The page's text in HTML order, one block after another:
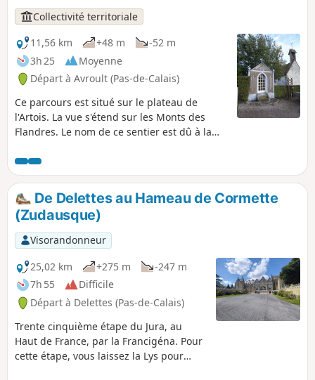
Collectivité territoriale
11,56 km
+48 m
-52 m
3h 25
Moyenne
Départ à Avroult (Pas-de-Calais)
Ce parcours est situé sur le plateau de
l'Artois. La vue s'étend sur les Monts des
Flandres. Le nom de ce sentier est dû à la
creusé par les Templiers. C'est un sentier
balisé de la Communauté d'Agglomération
du Pays de Saint-Omer.
De Delettes au Hameau de Cormette
(Zudausque)
Visorandonneur
25,02 km
+275 m
-247 m
7h 55
Difficile
Départ à Delettes (Pas-de-Calais)
Trente cinquième étape du Jura, au
Haut de France, par la Francigéna. Pour
cette étape, vous laissez la Lys pour